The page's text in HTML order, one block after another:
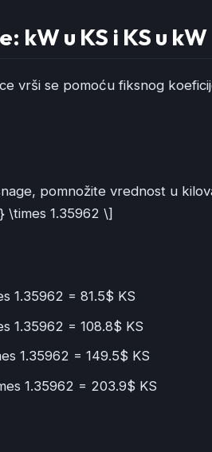
u KS i KS u kW
vrši se pomoću fiksnog
pomnožite vrednost u
1.35962 \]
1.35962 = 81.5$ KS
1.35962 = 108.8$ KS
1.35962 = 149.5$ KS
1.35962 = 203.9$ KS